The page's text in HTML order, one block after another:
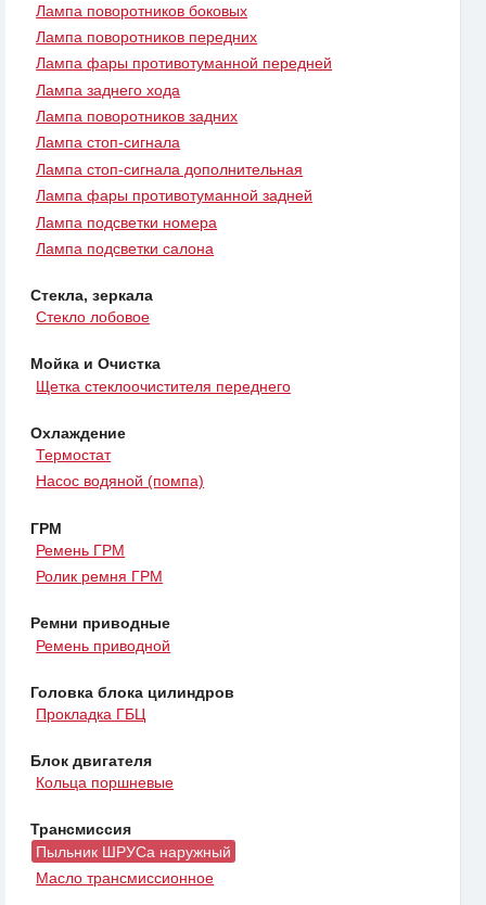
Лампа поворотников боковых
Лампа поворотников передних
Лампа фары противотуманной передней
Лампа заднего хода
Лампа поворотников задних
Лампа стоп-сигнала
Лампа стоп-сигнала дополнительная
Лампа фары противотуманной задней
Лампа подсветки номера
Лампа подсветки салона
Стекла, зеркала
Стекло лобовое
Мойка и Очистка
Щетка стеклоочистителя переднего
Охлаждение
Термостат
Насос водяной (помпа)
ГРМ
Ремень ГРМ
Ролик ремня ГРМ
Ремни приводные
Ремень приводной
Головка блока цилиндров
Прокладка ГБЦ
Блок двигателя
Кольца поршневые
Трансмиссия
Пыльник ШРУСа наружный
Масло трансмиссионное